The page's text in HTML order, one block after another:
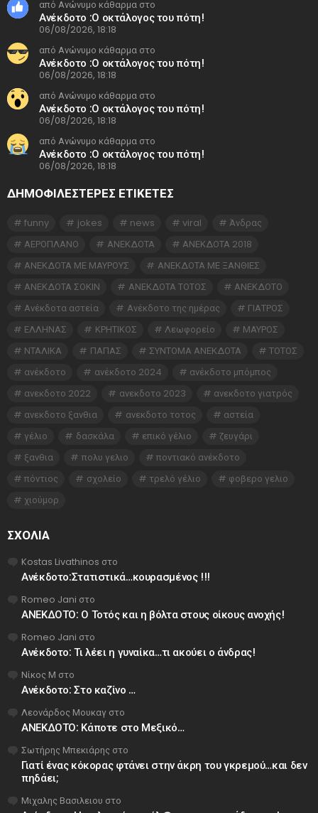
από Ανώνυμο κάθαρμα στο
Ανέκδοτο :Ο οκτάλογος του πότη!
06/08/2026, 18:18
από Ανώνυμο κάθαρμα στο
Ανέκδοτο :Ο οκτάλογος του πότη!
06/08/2026, 18:18
από Ανώνυμο κάθαρμα στο
Ανέκδοτο :Ο οκτάλογος του πότη!
06/08/2026, 18:18
από Ανώνυμο κάθαρμα στο
Ανέκδοτο :Ο οκτάλογος του πότη!
06/08/2026, 18:18
ΔΗΜΟΦΙΛΕΣΤΕΡΕΣ ΕΤΙΚΈΤΕΣ
funny jokes news viral
Άνδρας
ΑΕΡΟΠΛΑΝΟ
ΑΝΕΚΔΟΤΑ
ΑΝΕΚΔΟΤΑ 2018
ΑΝΕΚΔΟΤΑ ΜΕ ΜΑΥΡΟΥΣ
ΑΝΕΚΔΟΤΑ ΜΕ ΞΑΝΘΙΕΣ
ΑΝΕΚΔΟΤΑ ΣΟΚΙΝ
ΑΝΕΚΔΟΤΑ ΤΟΤΟΣ
ΑΝΕΚΔΟΤΟ
Ανέκδοτα αστεία
Ανέκδοτο της ημέρας
ΓΙΑΤΡΟΣ
ΕΛΛΗΝΑΣ
ΚΡΗΤΙΚΟΣ Λεωφορείο
ΜΑΥΡΟΣ
ΝΤΑΛΙΚΑ
ΠΑΠΑΣ ΣΥΝΤΟΜΑ ΑΝΕΚΔΟΤΑ
ΤΟΤΟΣ
ανέκδοτο
ανέκδοτο 2024
ανέκδοτο μπόμπος
ανεκδοτο 2022
ανεκδοτο 2023
ανεκδοτο γιατρός
ανεκδοτο ξανθια
ανεκδοτο τοτος
αστεία
γέλιο
δασκάλα επικό γέλιο
ζευγάρι
ξανθια
πολυ γελιο
ποντιακό ανέκδοτο
πόντιος
σχολείο τρελό γέλιο
φοβερο γελιο
χιούμορ
ΣΧΌΛΙΑ
Kostas Livathinos στο
Ανέκδοτο:Στατιστικά…κουρασμένος !!!
Romeo Jani στο
ΑΝΕΚΔΟΤΟ: Ο Τοτός και η βόλτα στους οίκους ανοχής!
Romeo Jani στο
Ανέκδοτο: Τι λέει η γυναίκα…τι ακούει ο άνδρας!
Νίκος Μ στο
Ανέκδοτο: Στο καζίνο …
Λεονάρδος Μουκαγ στο
ΑΝΕΚΔΟΤΟ: Κάποτε στο Μεξικό…
Σωτήρης Μπεκιάρης στο
Γιατί ένας κόκορας φτάνει στην άκρη του γκρεμού…και δεν
πηδάει;
Μιχαλης Βασιλειου στο